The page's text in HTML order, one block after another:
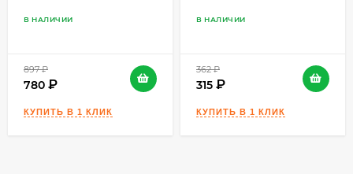
В НАЛИЧИИ
897
780
В НАЛИЧИИ
362
315